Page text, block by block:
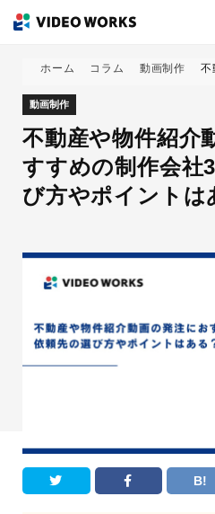
ホーム コラム 動画制作 不
動画制作
不動産や物件紹介
すすめの制作会社
び方やポイントは
B!